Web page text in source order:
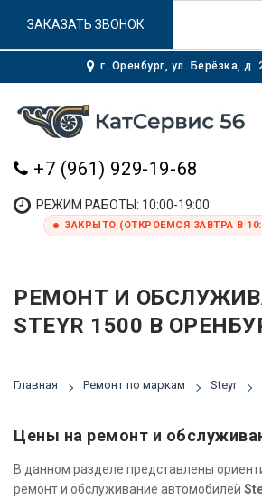
г. Оренбург, ул. Берёзка, д.
+7 (961) 929-19-68
РЕЖИМ РАБОТЫ: 10:00-19:00
ЗАКРЫТО (ОТКРОЕМСЯ ЗАВТРА В
ЗАКАЗАТЬ ЗВОНОК
РЕМОНТ И
STEYR 1500 В
Главная Ремонт по маркам Steyr
Цены на ремонт и
В данном разделе представлены
ремонт и обслуживание автомобилей